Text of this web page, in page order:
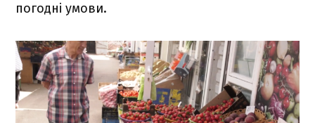
погодні умови.